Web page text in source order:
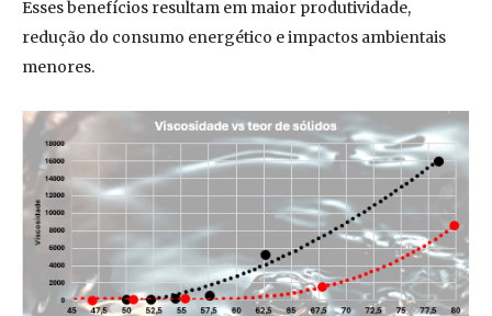
Esses benefícios resultam em maior produtividade,
redução do consumo energético e impactos ambientais
menores.